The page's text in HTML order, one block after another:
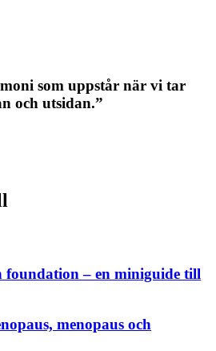
som uppstår när vi tar
och utsidan.”
foundation – en miniguide till
menopaus och